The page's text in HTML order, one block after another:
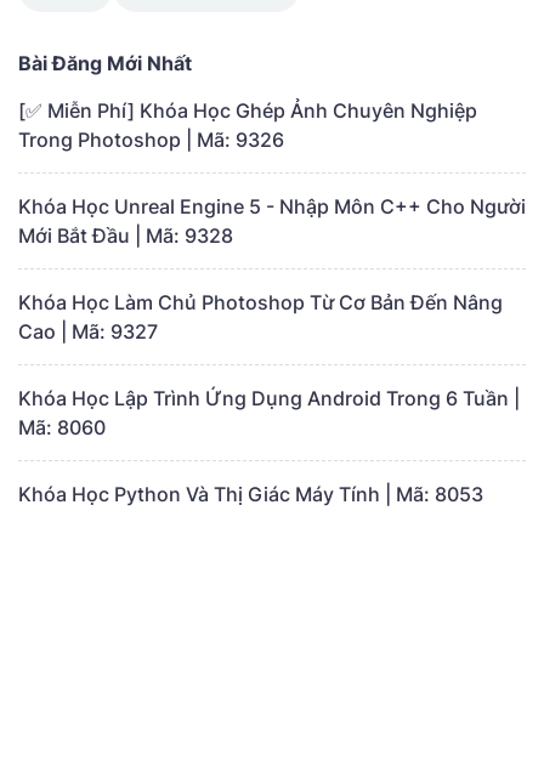
Bài Đăng Mới Nhất
[✅ Miễn Phí] Khóa Học Ghép Ảnh Chuyên Nghiệp
Trong Photoshop | Mã: 9326
Khóa Học Unreal Engine 5 - Nhập Môn C++ Cho Người
Mới Bắt Đầu | Mã: 9328
Khóa Học Làm Chủ Photoshop Từ Cơ Bản Đến Nâng
Cao | Mã: 9327
Khóa Học Lập Trình Ứng Dụng Android Trong 6 Tuần |
Mã: 8060
Khóa Học Python Và Thị Giác Máy Tính | Mã: 8053